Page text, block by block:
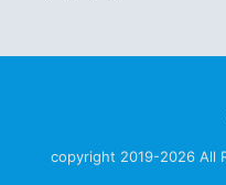
copyright 2019-2026 All